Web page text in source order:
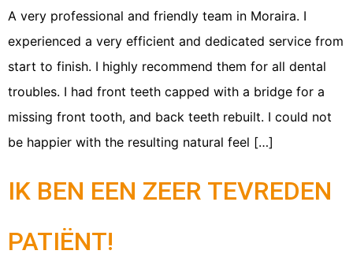
A very professional and friendly team in Moraira. I
experienced a very efficient and dedicated service from
start to finish. I highly recommend them for all dental
troubles. I had front teeth capped with a bridge for a
missing front tooth, and back teeth rebuilt. I could not
be happier with the resulting natural feel […]
IK BEN EEN ZEER TEVREDEN
PATIËNT!